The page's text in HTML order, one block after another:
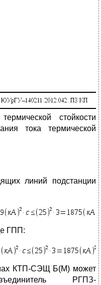
стойкости
тока термической
линий подстанции
ГПП:
КТП-СЭЩ Б(М) может
РГПЗ-